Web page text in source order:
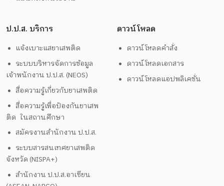
ป.ป.ส. บริการ
แจ้งเบาะแสยาเสพติด
ระบบบริหารจัดการข้อมูล
เจ้าพนักงาน ป.ป.ส. (NEOS)
สื่อความรู้เกี่ยวกับยาเสพติด
สื่อความรู้เพื่อป้องกันยาเสพ
ติด ในสถานศึกษา
สมัครงานสำนักงาน ป.ป.ส.
ระบบสารสนเทศยาเสพติด
จังหวัด (NISPA+)
สำนักงาน ป.ป.ส.อาเซียน
ดาวน์โหลด
ดาวน์โหลดคำสั่ง
ดาวน์โหลดเอกสาร
ดาวน์โหลดแอปพลิเคชั่น